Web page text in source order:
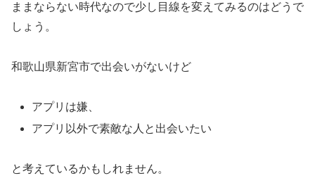
ままならない時代なので少し目線を変えてみるのはどうで
しょう。
和歌山県新宮市で出会いがないけど
アプリは嫌、
アプリ以外で素敵な人と出会いたい
と考えているかもしれません。